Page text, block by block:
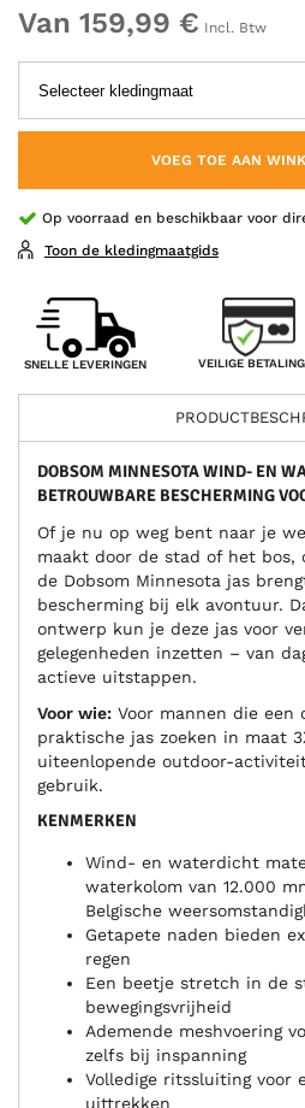
Van 159,99 € Incl. Btw
VOEG TOE AAN
Op voorraad en beschikbaar voor
Toon de kledingmaatgids
SNELLE LEVERINGEN VEILIGE
DOBSOM MINNESOTA WIND- EN
BETROUWBARE BESCHERMING
Of je nu op weg bent naar je
maakt door de stad of het bos,
de Dobsom Minnesota jas
bescherming bij elk avontuur.
ontwerp kun je deze jas voor
gelegenheden inzetten – van
actieve uitstappen.
Voor wie: Voor mannen die een
praktische jas zoeken in maat
uiteenlopende outdoor-
gebruik.
KENMERKEN
Wind- en waterdicht
waterkolom van 12.000
Belgische
Getapete naden bieden
regen
Een beetje stretch in de
bewegingsvrijheid
Ademende meshvoering
zelfs bij inspanning
Volledige ritssluiting voor
uittrekken